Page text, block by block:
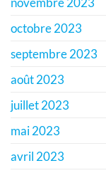
octobre 2023
septembre 2023
août 2023
juillet 2023
mai 2023
avril 2023